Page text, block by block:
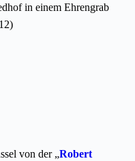
in einem Ehrengrab
von der „Robert